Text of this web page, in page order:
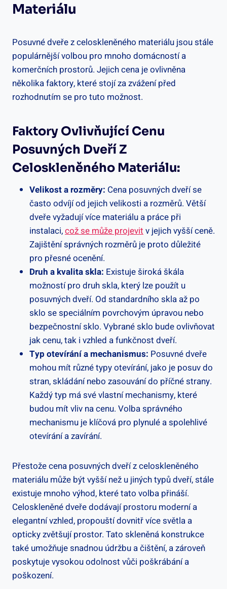
Materiálu
Posuvné dveře z celoskleněného materiálu jsou stále
populárnější volbou pro mnoho domácností a
komerčních prostorů. Jejich cena je ovlivněna
několika faktory, které stojí za zvážení před
rozhodnutím se pro tuto možnost.
Faktory Ovlivňující Cenu
Posuvných Dveří Z
Celoskleněného Materiálu:
Velikost a rozměry: Cena posuvných dveří se
často odvíjí od jejich velikosti a rozměrů. Větší
dveře vyžadují více materiálu a práce při
instalaci,což se může projevit v jejich vyšší ceně.
Zajištění správných rozměrů je proto důležité
pro přesné ocenění.
Druh a kvalita skla: Existuje široká škála
možností pro druh skla, který lze použít u
posuvných dveří. Od standardního skla až po
sklo se speciálním povrchovým úpravou nebo
bezpečnostní sklo. Vybrané sklo bude ovlivňovat
jak cenu, tak i vzhled a funkčnost dveří.
Typ otevírání a mechanismus: Posuvné dveře
mohou mít různé typy otevírání, jako je posuv do
stran, skládání nebo zasouvání do příčné strany.
Každý typ má své vlastní mechanismy, které
budou mít vliv na cenu. Volba správného
mechanismu je klíčová pro plynulé a spolehlivé
otevírání a zavírání.
Přestože cena posuvných dveří z celoskleněného
materiálu může být vyšší než u jiných typů dveří, stále
existuje mnoho výhod, které tato volba přináší.
Celoskleněné dveře dodávají prostoru moderní a
elegantní vzhled, propouští dovnitř více světla a
opticky zvětšují prostor. Tato skleněná konstrukce
také umožňuje snadnou údržbu a čištění, a zároveň
poskytuje vysokou odolnost vůči poškrábání a
poškození.